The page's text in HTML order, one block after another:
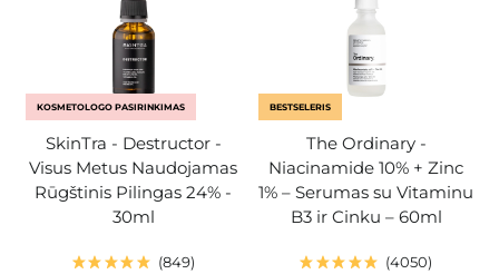
KOSMETOLOGO PASIRINKIMAS
SkinTra - Destructor -
Visus Metus Naudojamas
Rūgštinis Pilingas 24% -
30ml
849
BESTSELERIS
The Ordinary -
Niacinamide 10% + Zinc
1% – Serumas su Vitaminu
B3 ir Cinku – 60ml
4050